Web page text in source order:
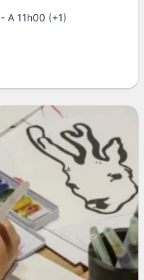
- A 11h00 (+1)